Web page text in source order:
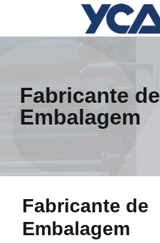
Fabricante de
Embalagem
Fabricante de
Embalagem